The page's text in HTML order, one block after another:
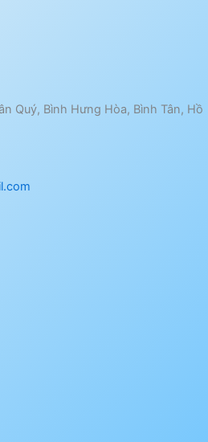
Quý, Bình Hưng Hòa, Bình Tân, Hồ